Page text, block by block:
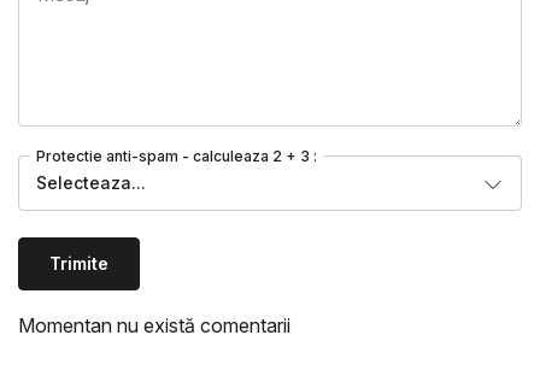
Protectie anti-spam - calculeaza 2 + 3 :
Selecteaza...
Trimite
Momentan nu există comentarii